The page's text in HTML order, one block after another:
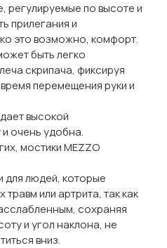
регулируемые по высоте и
прилегания и
это возможно, комфорт.
быть легко
скрипача, фиксируя
перемещения руки и
высокой
очень удобна.
мостики MEZZO
для людей, которые
или артрита, так как
сохраняя
и угол наклона, не
вниз.